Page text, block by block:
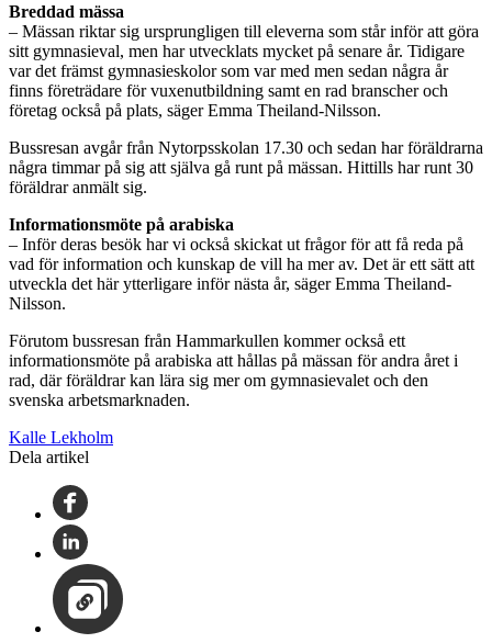
Breddad mässa
– Mässan riktar sig ursprungligen till eleverna som står inför att göra
sitt gymnasieval, men har utvecklats mycket på senare år. Tidigare
var det främst gymnasieskolor som var med men sedan några år
finns företrädare för vuxenutbildning samt en rad branscher och
företag också på plats, säger Emma Theiland-Nilsson.
Bussresan avgår från Nytorpsskolan 17.30 och sedan har föräldrarna
några timmar på sig att själva gå runt på mässan. Hittills har runt 30
föräldrar anmält sig.
Informationsmöte på arabiska
– Inför deras besök har vi också skickat ut frågor för att få reda på
vad för information och kunskap de vill ha mer av. Det är ett sätt att
utveckla det här ytterligare inför nästa år, säger Emma Theiland-
Nilsson.
Förutom bussresan från Hammarkullen kommer också ett
informationsmöte på arabiska att hållas på mässan för andra året i
rad, där föräldrar kan lära sig mer om gymnasievalet och den
svenska arbetsmarknaden.
Kalle Lekholm
Dela artikel